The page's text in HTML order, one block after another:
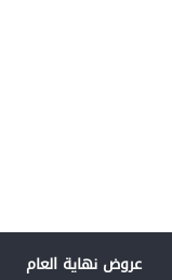
عروض نهاية العام